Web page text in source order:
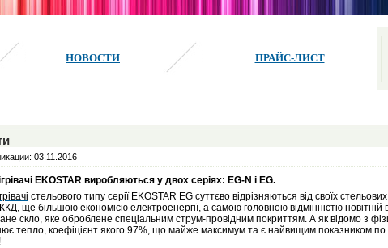
НОВОСТИ ПРАЙС-ЛИСТ
03.11.2016
EKOSTAR виробляються у двох серіях: EG-N і EG.
стельового типу серії EKOSTAR EG суттєво відрізняються від своїх
ще більшою економією електроенергії, а самою головною відмінністю новітній
скло, яке оброблене спеціальним струм-провідним покриттям. А як відомо з
тепло, коефіцієнт якого 97%, що майже максимум та є найвищим показником по